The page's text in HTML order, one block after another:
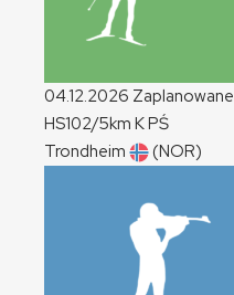
04.12.2026 Zaplanowane
HS102/5km KPŚ
Trondheim
(NOR)